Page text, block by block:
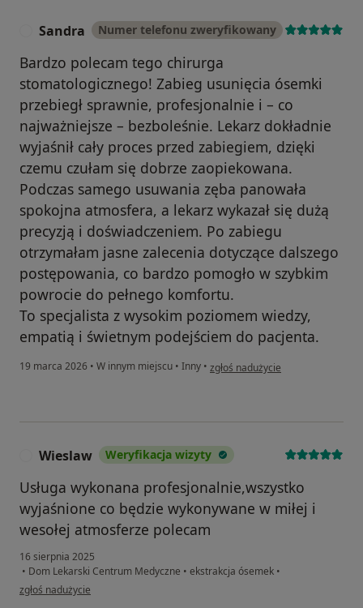
Sandra Numer telefonu zweryfikowany
Bardzo polecam tego chirurga
stomatologicznego! Zabieg usunięcia ósemki
przebiegł sprawnie, profesjonalnie i – co
najważniejsze – bezboleśnie. Lekarz dokładnie
wyjaśnił cały proces przed zabiegiem, dzięki
czemu czułam się dobrze zaopiekowana.
Podczas samego usuwania zęba panowała
spokojna atmosfera, a lekarz wykazał się dużą
precyzją i doświadczeniem. Po zabiegu
otrzymałam jasne zalecenia dotyczące dalszego
postępowania, co bardzo pomogło w szybkim
powrocie do pełnego komfortu.
To specjalista z wysokim poziomem wiedzy,
empatią i świetnym podejściem do pacjenta.
19 marca 2026 • W innym miejscu • Inny • w opinii użytkownika Sandra
zgłoś nadużycie
Wieslaw Weryfikacja wizyty
Usługa wykonana profesjonalnie,wszystko
wyjaśnione co będzie wykonywane w miłej i
wesołej atmosferze polecam
16 sierpnia 2025
• Dom Lekarski Centrum Medyczne • ekstrakcja ósemek •
w opinii użytkownika Wieslaw
zgłoś nadużycie